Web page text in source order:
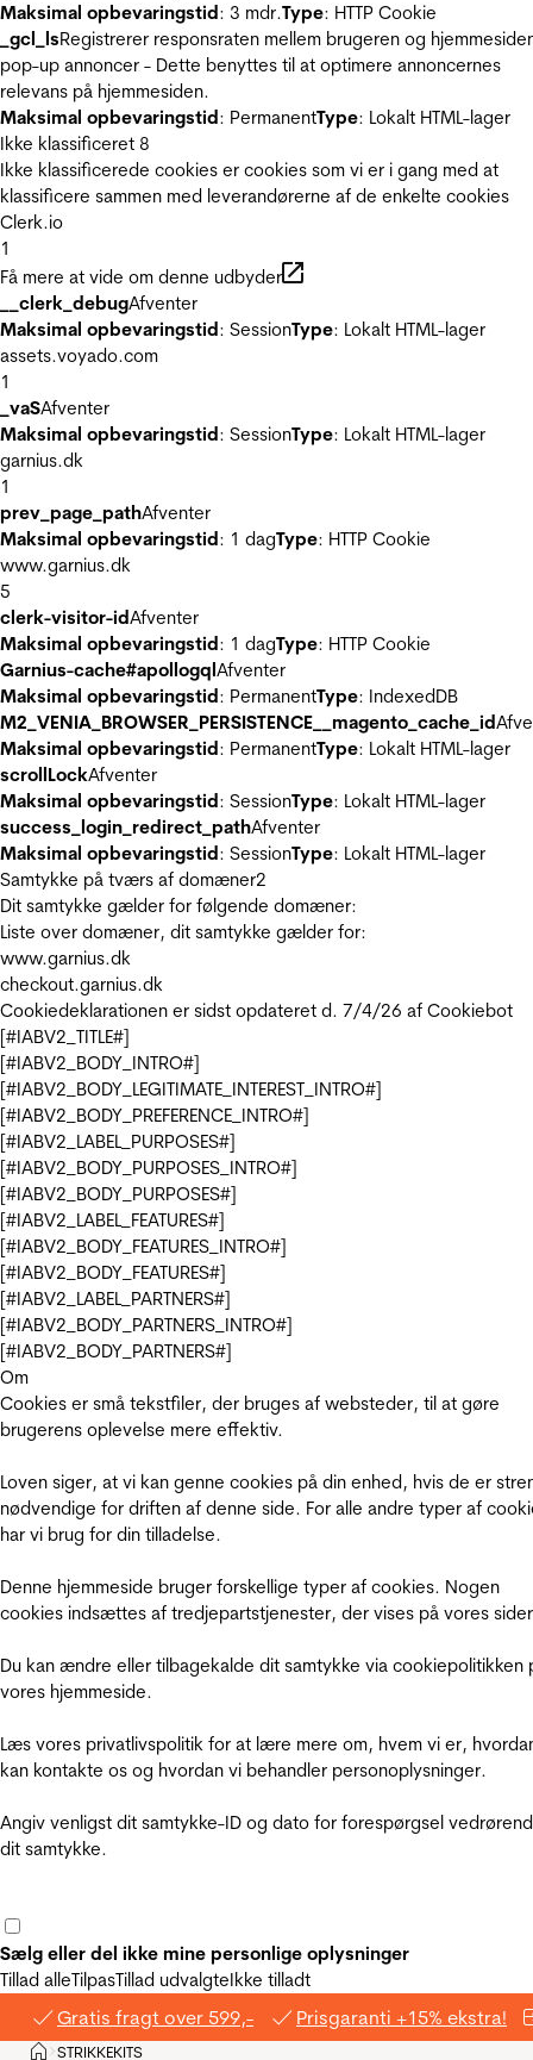
Maksimal opbevaringstid: 3 mdr.Type: HTTP Cookie
_gcl_lsRegistrerer responsraten mellem brugeren og
pop-up annoncer - Dette benyttes til at optimere annoncernes
relevans på hjemmesiden.
Maksimal opbevaringstid: PermanentType: Lokalt HTML-lager
Ikke klassificeret 8
Ikke klassificerede cookies er cookies som vi er i gang med at
klassificere sammen med leverandørerne af de enkelte cookies
Clerk.io
1
Få mere at vide om denne udbyder
__clerk_debugAfventer
Maksimal opbevaringstid: SessionType: Lokalt HTML-lager
assets.voyado.com
1
_vaSAfventer
Maksimal opbevaringstid: SessionType: Lokalt HTML-lager
garnius.dk
1
prev_page_pathAfventer
Maksimal opbevaringstid: 1 dagType: HTTP Cookie
www.garnius.dk
5
clerk-visitor-idAfventer
Maksimal opbevaringstid: 1 dagType: HTTP Cookie
Garnius-cache#apollogqlAfventer
Maksimal opbevaringstid: PermanentType: IndexedDB
M2_VENIA_BROWSER_PERSISTENCE__magento_cache_id
Maksimal opbevaringstid: PermanentType: Lokalt HTML-lager
scrollLockAfventer
Maksimal opbevaringstid: SessionType: Lokalt HTML-lager
success_login_redirect_pathAfventer
Maksimal opbevaringstid: SessionType: Lokalt HTML-lager
Samtykke på tværs af domæner2
Dit samtykke gælder for følgende domæner:
Liste over domæner, dit samtykke gælder for:
www.garnius.dk
checkout.garnius.dk
Cookiedeklarationen er sidst opdateret d. 7/4/26 af Cookiebot
[#IABV2_TITLE#]
[#IABV2_BODY_INTRO#]
[#IABV2_BODY_LEGITIMATE_INTEREST_INTRO#]
[#IABV2_BODY_PREFERENCE_INTRO#]
[#IABV2_LABEL_PURPOSES#]
[#IABV2_BODY_PURPOSES_INTRO#]
[#IABV2_BODY_PURPOSES#]
[#IABV2_LABEL_FEATURES#]
[#IABV2_BODY_FEATURES_INTRO#]
[#IABV2_BODY_FEATURES#]
[#IABV2_LABEL_PARTNERS#]
[#IABV2_BODY_PARTNERS_INTRO#]
[#IABV2_BODY_PARTNERS#]
Om
Cookies er små tekstfiler, der bruges af websteder, til at gøre
brugerens oplevelse mere effektiv.
Loven siger, at vi kan genne cookies på din enhed, hvis de er
nødvendige for driften af denne side. For alle andre typer af
har vi brug for din tilladelse.
Denne hjemmeside bruger forskellige typer af cookies. Nogen
cookies indsættes af tredjepartstjenester, der vises på vores
Du kan ændre eller tilbagekalde dit samtykke via cookiepolitikken
vores hjemmeside.
Læs vores privatlivspolitik for at lære mere om, hvem vi er,
kan kontakte os og hvordan vi behandler personoplysninger.
Angiv venligst dit samtykke-ID og dato for forespørgsel
dit samtykke.
Sælg eller del ikke mine personlige oplysninger
Tillad alleTilpasTillad udvalgteIkke tilladt
Gratis fragt over 599,- Prisgaranti +15% ekstra!
Hjem
>STRIKKEKITS